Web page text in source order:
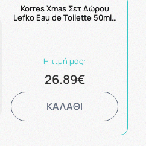
Korres Xmas Σετ Δώρου
Lefko Eau de Toilette 50ml+
Αφρόλουτρο 250ml
Η τιμή μας:
26.89€
ΚΑΛΑΘΙ